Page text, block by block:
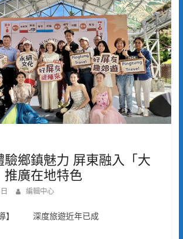
驗鄉鎮魅力 屏東融入「大
推廣在地特色
編輯中心
導】 深度旅遊近年已成